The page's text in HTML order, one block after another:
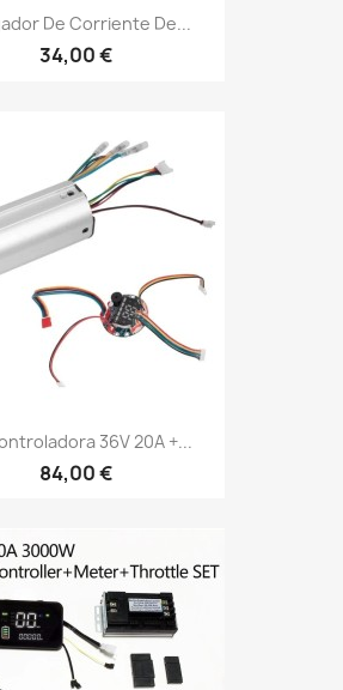
De Corriente De...
34,00 €
36V 20A +...
84,00 €